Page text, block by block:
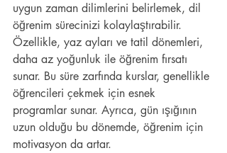
uygun zaman dilimlerini belirlemek, dil
öğrenim sürecinizi kolaylaştırabilir.
Özellikle, yaz ayları ve tatil dönemleri,
daha az yoğunluk ile öğrenim fırsatı
sunar. Bu süre zarfında kurslar, genellikle
öğrencileri çekmek için esnek
programlar sunar. Ayrıca, gün ışığının
uzun olduğu bu dönemde, öğrenim için
motivasyon da artar.